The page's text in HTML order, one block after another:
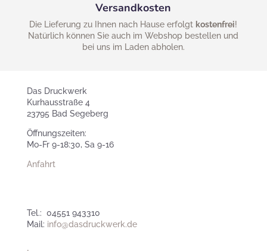
Versandkosten
Die Lieferung zu Ihnen nach Hause erfolgt kostenfrei!
Natürlich können Sie auch im Webshop bestellen und
bei uns im Laden abholen.
Das Druckwerk
Kurhausstraße 4
23795 Bad Segeberg
Öffnungszeiten:
Mo-Fr 9-18:30, Sa 9-16
Anfahrt
Tel.: 04551 943310
Mail: info@dasdruckwerk.de